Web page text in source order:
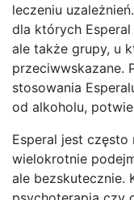
leczeniu
dla których
ale także grupy, u
przeciwwskazane.
stosowania
od alkoholu,
Esperal jest
wielokrotnie
ale bezskutecznie.